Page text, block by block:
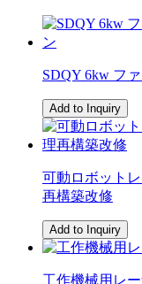
SDQY 6kw フ
Add to Inquiry
可動ロボット
再構築改修
Add to Inquiry
工作機械用レ